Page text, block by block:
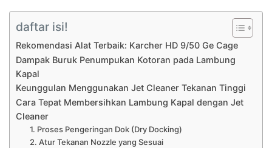
daftar isi!
Rekomendasi Alat Terbaik: Karcher HD 9/50 Ge Cage
Dampak Buruk Penumpukan Kotoran pada Lambung
Kapal
Keunggulan Menggunakan Jet Cleaner Tekanan Tinggi
Cara Tepat Membersihkan Lambung Kapal dengan Jet
Cleaner
1. Proses Pengeringan Dok (Dry Docking)
2. Atur Tekanan Nozzle yang Sesuai